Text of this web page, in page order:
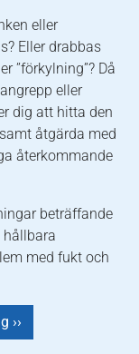
eller
Eller drabbas
”förkylning”? Då
eller
dig att hitta den
åtgärda med
återkommande
beträffande
hållbara
med fukt och
››